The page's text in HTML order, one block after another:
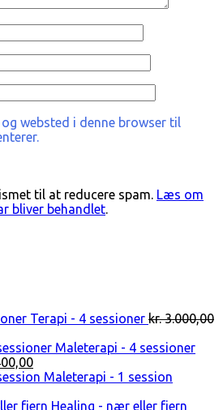
websted i denne browser til
til at reducere spam. Læs om
bliver behandlet.
Terapi - 4 sessioner kr.3.000,00
Maleterapi - 4 sessioner
Den
aktuelle
er:
Maleterapi - 1 session
Healing - nær eller fjern